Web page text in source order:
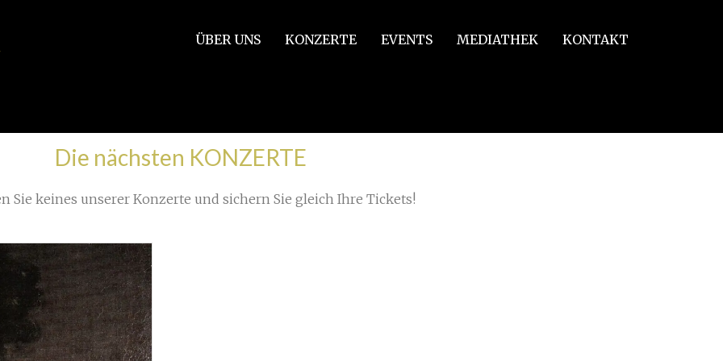
ÜBER UNS KONZERTE EVENTS MEDIATHEK KONTAKT
Die nächsten KONZERTE
Sie keines unserer Konzerte und sichern Sie gleich Ihre Tickets!